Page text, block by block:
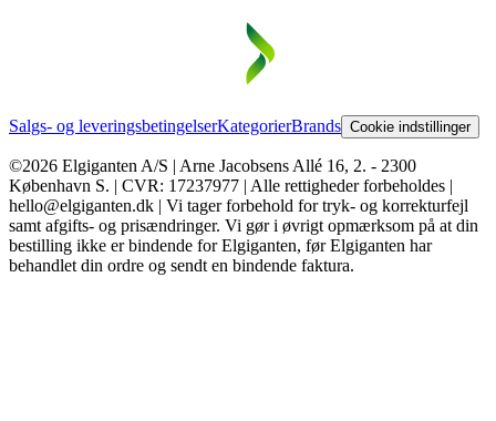
Salgs- og leveringsbetingelserKategorierBrands Cookie indstillinger
©2026 Elgiganten A/S | Arne Jacobsens Allé 16, 2. - 2300
København S. | CVR: 17237977 | Alle rettigheder forbeholdes |
hello@elgiganten.dk | Vi tager forbehold for tryk- og korrekturfejl
samt afgifts- og prisændringer. Vi gør i øvrigt opmærksom på at din
bestilling ikke er bindende for Elgiganten, før Elgiganten har
behandlet din ordre og sendt en bindende faktura.